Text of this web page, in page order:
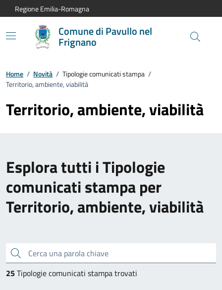
Vai al contenuto principale
Vai alla navigazione del sito
Vai al piede di pagina
Regione Emilia-Romagna
Comune di Pavullo nel
Frignano
Home / Novità / Tipologie comunicati stampa /
Territorio, ambiente, viabilità
Territorio, ambiente, viabilità
Esplora tutti i Tipologie
comunicati stampa per
Territorio, ambiente, viabilità
Cerca una parola chiave
25Tipologie comunicati stampa trovati